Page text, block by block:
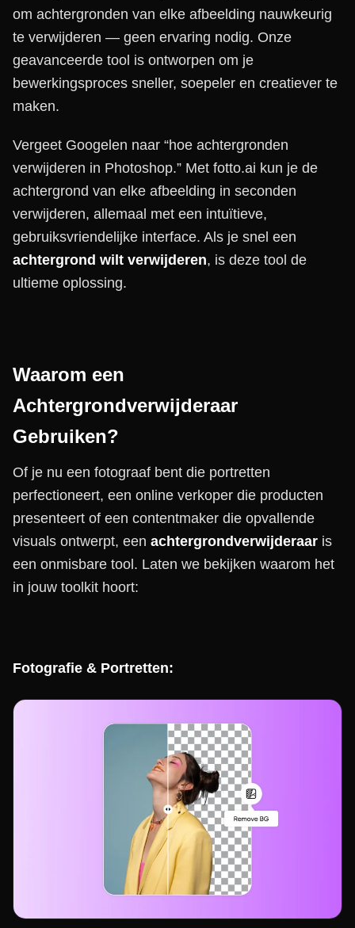
om achtergronden van elke afbeelding nauwkeurig
te verwijderen — geen ervaring nodig. Onze
geavanceerde tool is ontworpen om je
bewerkingsproces sneller, soepeler en creatiever te
maken.
Vergeet Googelen naar “hoe achtergronden
verwijderen in Photoshop.” Met fotto.ai kun je de
achtergrond van elke afbeelding in seconden
verwijderen, allemaal met een intuïtieve,
gebruiksvriendelijke interface. Als je snel een
achtergrond wilt verwijderen, is deze tool de
ultieme oplossing.
Waarom een
Achtergrondverwijderaar
Gebruiken?
Of je nu een fotograaf bent die portretten
perfectioneert, een online verkoper die producten
presenteert of een contentmaker die opvallende
visuals ontwerpt, een achtergrondverwijderaar is
een onmisbare tool. Laten we bekijken waarom het
in jouw toolkit hoort:
Fotografie & Portretten: